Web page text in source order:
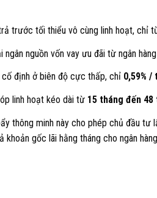
trước tối thiểu vô cùng linh hoạt, chỉ
nguồn vốn vay ưu đãi từ ngân
cố định ở biên độ cực thấp, chỉ 0,59% /
linh hoạt kéo dài từ 15 tháng đến 48
thông minh này cho phép chủ đầu
khoản gốc lãi hằng tháng cho ngân